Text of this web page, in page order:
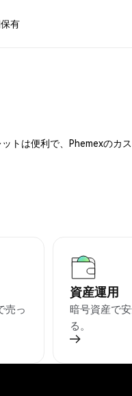
有
は便利で、Phemexのカ
売っ
資産運用
暗号資産で
る。